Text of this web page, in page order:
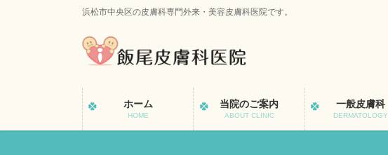
浜松市中央区の皮膚科専門外来・美容皮膚科医院です。
ホーム
HOME
当院のご案内
ABOUT CLINIC
一般皮膚科
DERMATOLOGY